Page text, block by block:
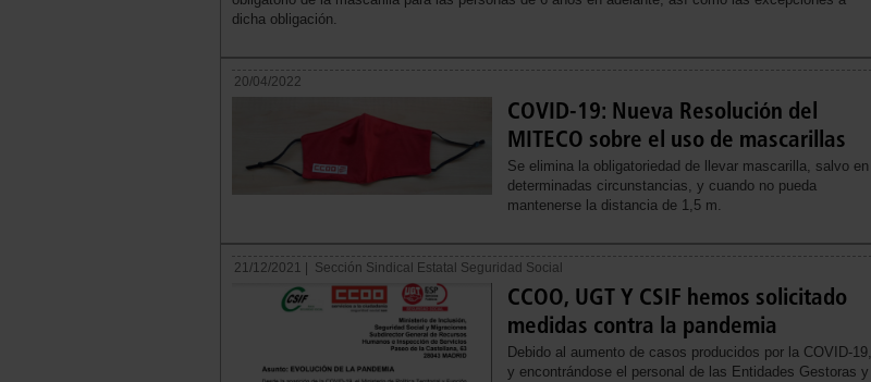
dicha obligación.
20/04/2022
COVID-19: Nueva Resolución del
MITECO sobre el uso de mascarillas
Se elimina la obligatoriedad de llevar mascarilla, salvo en
determinadas circunstancias, y cuando no pueda
mantenerse la distancia de 1,5 m.
21/12/2021 | Sección Sindical Estatal Seguridad Social
CCOO, UGT Y CSIF hemos solicitado
medidas contra la pandemia
Debido al aumento de casos producidos por la COVID-19,
y encontrándose el personal de las Entidades Gestoras y